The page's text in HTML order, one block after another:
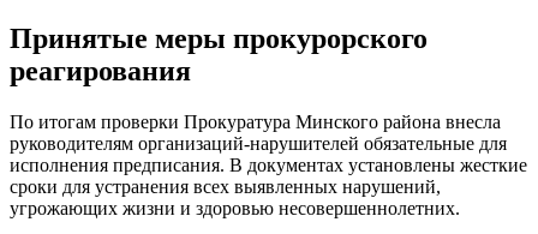
Принятые меры прокурорского
реагирования
По итогам проверки Прокуратура Минского района внесла
руководителям организаций-нарушителей обязательные для
исполнения предписания. В документах установлены жесткие
сроки для устранения всех выявленных нарушений,
угрожающих жизни и здоровью несовершеннолетних.